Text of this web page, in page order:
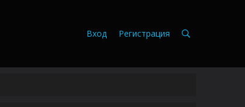
Вход Регистрация